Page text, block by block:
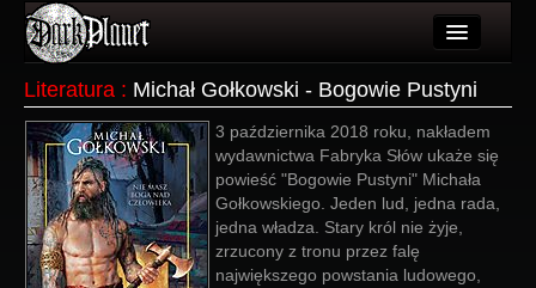
Użytkownicy
Wydarzenia
Galeria
Forum
Literatura : Michał Gołkowski - Bogowie Pustyni
3 października 2018 roku, nakładem
wydawnictwa Fabryka Słów ukaże się
powieść "Bogowie Pustyni" Michała
Gołkowskiego. Jeden lud, jedna rada,
jedna władza. Stary król nie żyje,
zrzucony z tronu przez falę
największego powstania ludowego,